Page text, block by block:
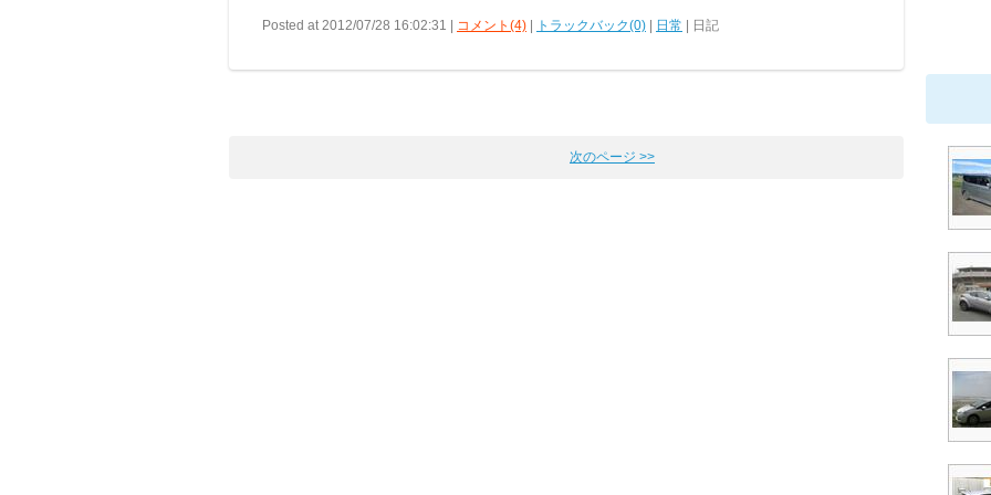
Posted at 2012/07/28 16:02:31 | コメント(4) トラックバック(0) 日常 | 日記
次のページ >>